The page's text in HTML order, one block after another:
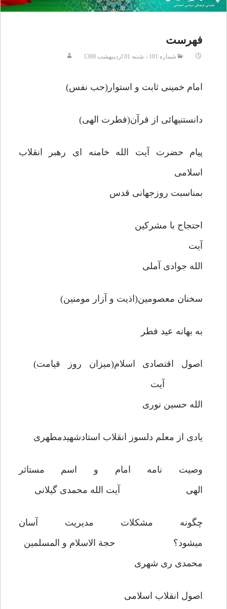
فهرست
شماره 101 - شنبه 01 ارديبهشت 1369
امام خمینی ثابت و استوار(حب نفس)
دانستنیهائی از قرآن(فطرت الهی)
پیام حضرت آیت الله خامنه ای رهبر انقلاب
اسلامی
بمناسبت روزجهانی قدس
احتجاج با مشرکین
آیت
الله جوادی آملی
سخنان معصومین(اذیت و آزار مومنین)
به بهانه عید فطر
اصول اقتصادی اسلام(میزان روز قیامت)
آیت
الله حسین نوری
یادی از معلم دلسوز انقلاب استادشهیدمطهری
وصیت نامه امام و اسم مستاثر
الهی آیت الله محمدی گیلانی
چگونه مشکلات مدیریت آسان
میشود؟ حجة الاسلام و المسلمین
محمدی ری شهری
اصول انقلاب اسلامی